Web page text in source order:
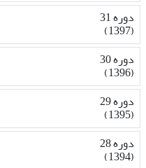
دوره 31
(1397)
دوره 30
(1396)
دوره 29
(1395)
دوره 28
(1394)